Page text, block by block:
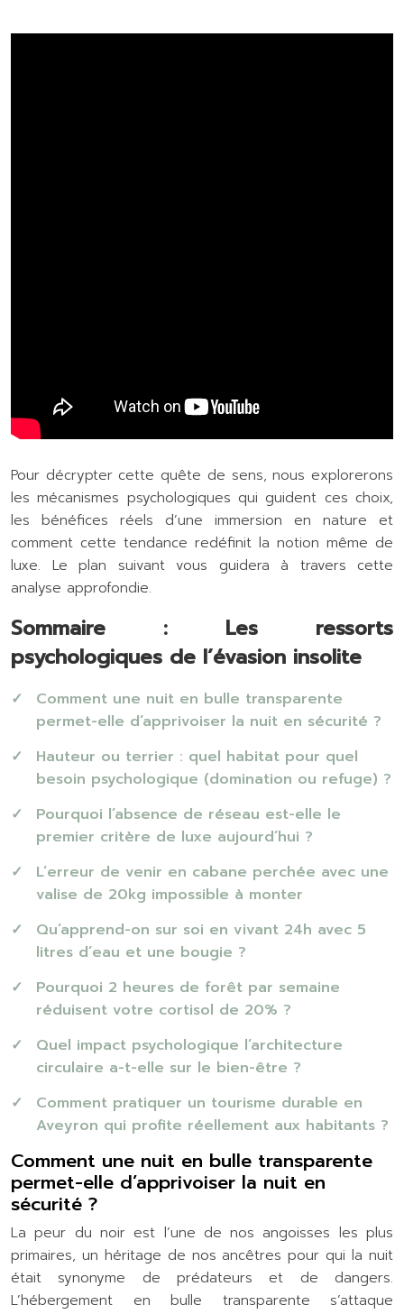
Pour décrypter cette quête de sens, nous explorerons
les mécanismes psychologiques qui guident ces choix,
les bénéfices réels d’une immersion en nature et
comment cette tendance redéfinit la notion même de
luxe. Le plan suivant vous guidera à travers cette
analyse approfondie.
Sommaire : Les ressorts
psychologiques de l’évasion insolite
Comment une nuit en bulle transparente
permet-elle d’apprivoiser la nuit en sécurité ?
Hauteur ou terrier : quel habitat pour quel
besoin psychologique (domination ou refuge) ?
Pourquoi l’absence de réseau est-elle le
premier critère de luxe aujourd’hui ?
L’erreur de venir en cabane perchée avec une
valise de 20kg impossible à monter
Qu’apprend-on sur soi en vivant 24h avec 5
litres d’eau et une bougie ?
Pourquoi 2 heures de forêt par semaine
réduisent votre cortisol de 20% ?
Quel impact psychologique l’architecture
circulaire a-t-elle sur le bien-être ?
Comment pratiquer un tourisme durable en
Aveyron qui profite réellement aux habitants ?
Comment une nuit en bulle transparente
permet-elle d’apprivoiser la nuit en
sécurité ?
La peur du noir est l’une de nos angoisses les plus
primaires, un héritage de nos ancêtres pour qui la nuit
était synonyme de prédateurs et de dangers.
L’hébergement en bulle transparente s’attaque